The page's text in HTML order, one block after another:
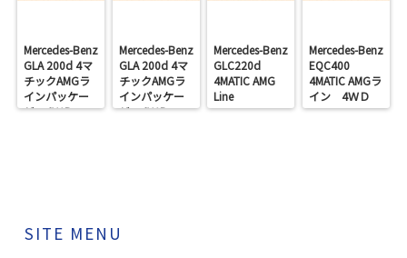
Mercedes-Benz
GLA 200d 4マ
チックAMGラ
インパッケー
ジ 4ＷＤ
Mercedes-Benz
GLA 200d 4マ
チックAMGラ
インパッケー
ジ 4ＷＤ
Mercedes-Benz
GLC220d
4MATIC AMG
Line
Mercedes-Benz
EQC400
4MATIC AMGラ
イン 4ＷＤ
SITE MENU